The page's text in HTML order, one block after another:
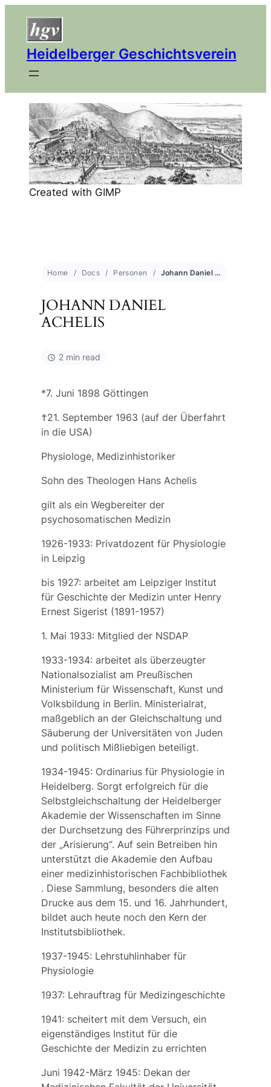
Heidelberger Geschichtsverein
Created with GIMP
Home Docs Personen Johann Daniel Achelis
JOHANN DANIEL
ACHELIS
2 min read
*7. Juni 1898 Göttingen
†21. September 1963 (auf der Überfahrt
in die USA)
Physiologe, Medizinhistoriker
Sohn des Theologen Hans Achelis
gilt als ein Wegbereiter der
psychosomatischen Medizin
1926-1933: Privatdozent für Physiologie
in Leipzig
bis 1927: arbeitet am Leipziger Institut
für Geschichte der Medizin unter Henry
Ernest Sigerist (1891-1957)
1. Mai 1933: Mitglied der NSDAP
1933-1934: arbeitet als überzeugter
Nationalsozialist am Preußischen
Ministerium für Wissenschaft, Kunst und
Volksbildung in Berlin. Ministerialrat,
maßgeblich an der Gleichschaltung und
Säuberung der Universitäten von Juden
und politisch Mißliebigen beteiligt.
1934-1945: Ordinarius für Physiologie in
Heidelberg. Sorgt erfolgreich für die
Selbstgleichschaltung der Heidelberger
Akademie der Wissenschaftenim Sinne
der Durchsetzung des Führerprinzips und
der „Arisierung“. Auf sein Betreiben hin
unterstützt die Akademie den Aufbau
einer medizinhistorischen Fachbibliothek
. Diese Sammlung, besonders die alten
Drucke aus dem 15. und 16. Jahrhundert,
bildet auch heute noch den Kern der
Institutsbibliothek.
1937-1945: Lehrstuhlinhaber für
Physiologie
1937: Lehrauftrag für Medizingeschichte
1941: scheitert mit dem Versuch, ein
eigenständiges Institut für die
Geschichte der Medizin zu errichten
Juni 1942-März 1945: Dekan der